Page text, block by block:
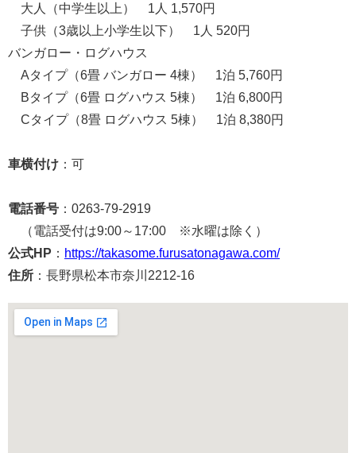
大人（中学生以上） 1人 1,570円
子供（3歳以上小学生以下） 1人 520円
バンガロー・ログハウス
Aタイプ（6畳 バンガロー 4棟） 1泊 5,760円
Bタイプ（6畳 ログハウス 5棟） 1泊 6,800円
Cタイプ（8畳 ログハウス 5棟） 1泊 8,380円
車横付け ：可
電話番号 ：0263-79-2919
（電話受付は9:00～17:00 ※水曜は除く）
公式HP ： https://takasome.furusatonagawa.com/
住所 ：長野県松本市奈川2212-16